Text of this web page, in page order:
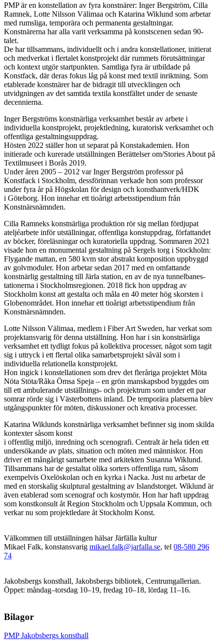
PMP är en konstellation av fyra konstnärer: Inger Bergström, Cilla
Ramnek, Lotte Nilsson Välimaa och Katarina Wiklund som arbetar
med rumsliga, temporära och permanenta gestaltningar.
Konstnärerna har alla varit verksamma på konstscenen sedan 90-
talet.
De har tillsammans, individuellt och i andra konstellationer, initierat
och medverkat i flertalet konstprojekt där rummets förutsättningar
och kontext utgör startpunkten. Samtliga fyra är utbildade på
Konstfack, där deras fokus låg på konst med textil inriktning. Som
etablerade konstnärer har de bidragit till utvecklingen och
utvidgningen av det samtida textila konstfältet under de senaste
decennierna.
Inger Bergströms konstnärliga verksamhet består av arbete i
individuella konstprojekt, projektledning, kuratorisk verksamhet och
offentliga gestaltningsuppdrag.
Hösten 2022 ställer hon ut separat på Konstakademien. Hon
initierade och kurerade utställningen Berättelser om/Stories About på
Textilmuseet i Borås 2019.
Under åren 2005 – 2012 var Inger Bergström professor på
Konstfack i Stockholm, dessförinnan verkade hon som professor
under fyra år på Högskolan för design och konsthantverk/HDK
i Göteborg. Hon innehar ett tioårigt arbetsstipendium från
Konstnärsnämnden.
Cilla Ramneks konstnärliga produktion rör sig mellan fördjupat
ateljéarbete inför utställningar, offentliga konstuppdrag, författandet
av böcker, föreläsningar och kuratoriella uppdrag. Sommaren 2021
visade hon en monumental gestaltning på Sergels torg i Stockholm:
Flygande mattan, en 580 kvm stor abstrakt komposition uppbyggd
av golvmoduler. Hon arbetar sedan 2017 med en omfattande
konstnärlig gestaltning till Järla station, en av de nya tunnelbanes-
tationerna i Stockholmsregionen. 2018 fick hon uppdrag av
Stockholm konst att gestalta och måla en 40 meter hög skorsten i
Globenområdet. Hon innehar ett tioårigt arbetsstipendium från
Konstnärsnämnden.
Lotte Nilsson Välimaa, medlem i Fiber Art Sweden, har verkat som
projektansvarig för denna utställning. Hon har i sin konstnärliga
verksamhet ett tydligt fokus på kollektiva processer, något som tagit
sig i uttryck i ett flertal olika samarbetsprojekt såväl som i
individuella relationella konstprojekt.
Hon ingick i konstellationen som drev det fleråriga projektet Möta
Nöta Stöta/Råka Ömsa Speja – en grön manskapsbod byggdes om
till ett ambulerande utställnings- och projektrum som under ett par
somrar rörde sig i Västerbottens inland. De temporära platserna blev
utgångspunkter för möten, diskussioner och kreativa processer.
Katarina Wiklunds konstnärliga verksamhet befinner sig inom skilda
kontexter såsom konst
i offentlig miljö, inredning och scenografi. Centralt är hela tiden ett
undersökande av plats, situation och möten med människor. Hon
driver ett mångårigt samarbete med arkitekten Susanna Wiklund.
Tillsammans har de gestaltat olika sorters offentliga rum, såsom
exempelvis Oxelöskolan och en kyrka i Nacka. Just nu arbetar de
med en storskalig skulptural gestaltning av Islandstorget. Wiklund är
även etablerad som scenograf och kostymör. Hon har haft uppdrag
som konstkonsult åt Region Stockholm och Uppsala Kommun, och
verkar nu som projektledare åt Stockholm Konst.
Välkommen till utställningen hälsar Järfälla kultur
Mikael Falk, konstansvarig mikael.falk@jarfalla.se, tel 08-580 296
74
Jakobsbergs konsthall, Jakobsbergs bibliotek, Centrumgallerian.
Öppet: måndag–torsdag 10–19, fredag 10–18, lördag 11–16.
Bilagor
PMP Jakobsbergs konsthall